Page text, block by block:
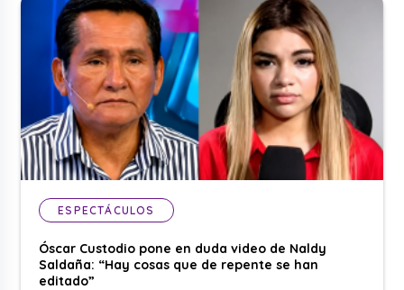
ESPECTÁCULOS
Óscar Custodio pone en duda video de Naldy
Saldaña: “Hay cosas que de repente se han
editado”